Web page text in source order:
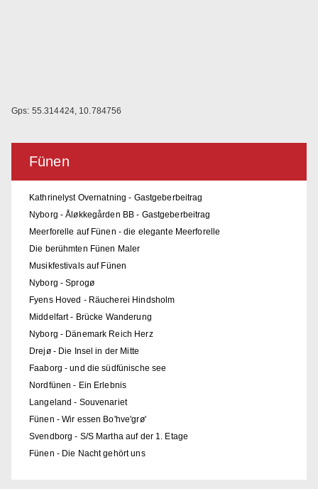
Gps: 55.314424, 10.784756
Fünen
Kathrinelyst Overnatning - Gastgeberbeitrag
Nyborg - Åløkkegården BB - Gastgeberbeitrag
Meerforelle auf Fünen - die elegante Meerforelle
Die berühmten Fünen Maler
Musikfestivals auf Fünen
Nyborg - Sprogø
Fyens Hoved - Räucherei Hindsholm
Middelfart - Brücke Wanderung
Nyborg - Dänemark Reich Herz
Drejø - Die Insel in der Mitte
Faaborg - und die südfünische see
Nordfünen - Ein Erlebnis
Langeland - Souvenariet
Fünen - Wir essen Bo'hve'grø'
Svendborg - S/S Martha auf der 1. Etage
Fünen - Die Nacht gehört uns